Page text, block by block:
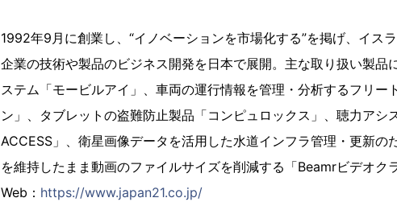
1992年9月に創業し、“イノベーションを市場化する”を掲げ、イス
企業の技術や製品のビジネス開発を日本で展開。主な取り扱い製品
ステム「モービルアイ」、車両の運行情報を管理・分析するフリー
ン」、タブレットの盗難防止製品「コンピュロックス」、聴力ア
ACCESS」、衛星画像データを活用した水道インフラ管理・更新の
を維持したまま動画のファイルサイズを削減する「Beamrビデオク
Web： https://www.japan21.co.jp/